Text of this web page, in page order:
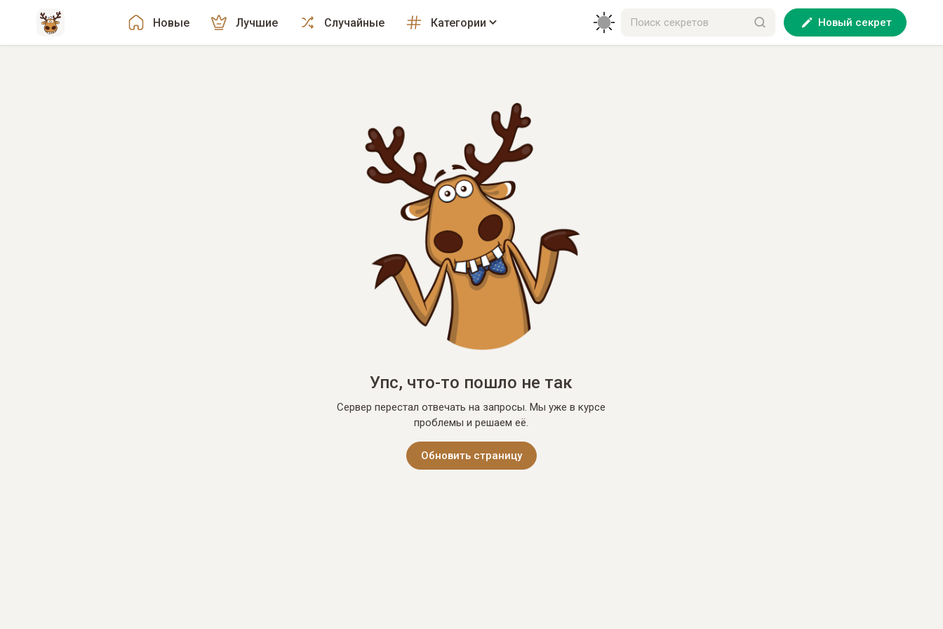
Новые Лучшие Случайные Категории Новый секрет
Упс, что-то пошло не так
Сервер перестал отвечать на запросы. Мы уже в курсе
проблемы и решаем её.
Обновить страницу